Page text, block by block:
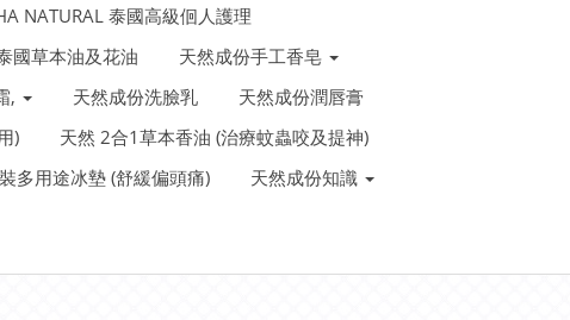
NATURAL 泰國高級佪人護理
國草本油及花油
天然成份手工香皂
, 天然成份洗臉乳
天然成份潤唇膏
)
天然 2合1草本香油 (治療蚊蟲咬及提神)
多用途冰墊 (舒緩偏頭痛)
天然成份知識